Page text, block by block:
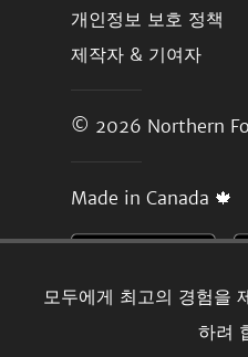
모두에게 최고의 경험을
하려
개인정보 보호 정책
제작자 & 기여자
© 2026 Northern
Made in Canada 🍁